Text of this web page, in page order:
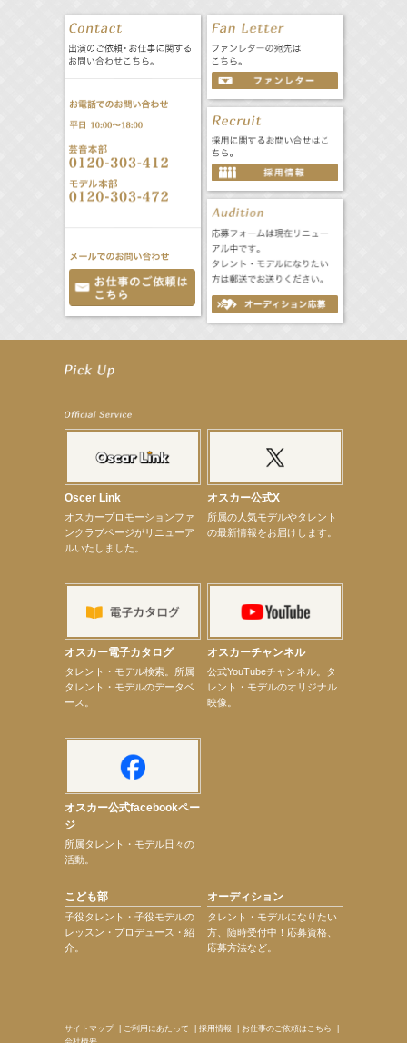
【昆虫ハンター牧田習】MARK IS 葛飾かなまち「キッズアライズ 昆虫ふしぎ発見隊」
【井頭愛海】『NEXCO西日本』TV-CM開始
【工藤綾乃】8月7日（金）スタート FOD SHORT『女優は毛穴まで嘘をつく』出演決定！
【笛木優子】8月13日（木）ドラマ『大空港〜GATE24〜』ゲスト出演決定！
【前川泰之】舞台「グレンギャリー・グレンロス」公演詳細解禁！
【elfin’】7thシングル『全世界』がFMたいはくでO.A.決定♪
【elfin’】7thシングル『全世界』がFM-UUでO.A.決定♪
【elfin’】8月16日（日）「全世界」発売記念イベント決定！
【elfin’】7thシングル『全世界』がFM TANABEでO.A.決定♪
【昆虫ハンター牧田習】宝塚市立手塚治虫記念館トークショー＆宝塚文化芸術センター昆虫展示イ
【井頭愛海】『小さなお葬式』TV-CM出演！
【髙橋ひかる】7月雑誌掲載情報
【elfin’】7thシングル『全世界』がFMふくろうでパワープレイO.A.決定
Oscer Link
オスカープロモーションファ
ンクラブページがリニューア
ルいたしました。
オスカー公式X
所属の人気モデルやタレント
の最新情報をお届けします。
オスカー電子カタログ
タレント・モデル検索。所属
タレント・モデルのデータベ
ース。
オスカーチャンネル
公式YouTubeチャンネル。タ
レント・モデルのオリジナル
映像。
オスカー公式facebookペー
ジ
所属タレント・モデル日々の
活動。
こども部
子役タレント・子役モデルの
レッスン・プロデュース・紹
介。
オーディション
タレント・モデルになりたい
方、随時受付中！応募資格、
応募方法など。
サイトマップ| ご利用にあたって 採用情報 お仕事のご依頼はこちら
会社概要